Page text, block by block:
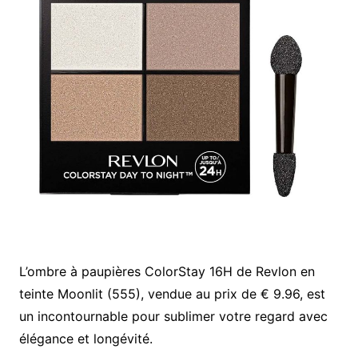
L’ombre à paupières ColorStay 16H de Revlon en
teinte Moonlit (555), vendue au prix de € 9.96, est
un incontournable pour sublimer votre regard avec
élégance et longévité.